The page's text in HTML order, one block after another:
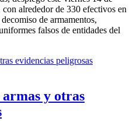
alrededor de 330 efectivos en
de armamentos,
falsos de entidades del
y otras